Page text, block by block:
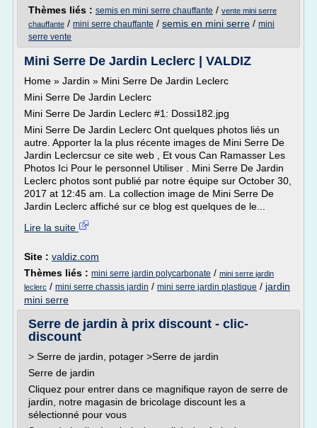
Thèmes liés : semis en mini serre chauffante / vente mini serre
chauffante / mini serre chauffante / semis en mini serre / mini
serre vente
Mini Serre De Jardin Leclerc | VALDIZ
Home » Jardin » Mini Serre De Jardin Leclerc
Mini Serre De Jardin Leclerc
Mini Serre De Jardin Leclerc #1: Dossi182.jpg
Mini Serre De Jardin Leclerc Ont quelques photos liés un
autre. Apporter la la plus récente images de Mini Serre De
Jardin Leclercsur ce site web , Et vous Can Ramasser Les
Photos Ici Pour le personnel Utiliser . Mini Serre De Jardin
Leclerc photos sont publié par notre équipe sur October 30,
2017 at 12:45 am. La collection image de Mini Serre De
Jardin Leclerc affiché sur ce blog est quelques de le...
Lire la suite
Site : valdiz.com
Thèmes liés : mini serre jardin polycarbonate / mini serre jardin
leclerc / mini serre chassis jardin / mini serre jardin plastique / jardin
mini serre
Serre de jardin à prix discount - clic-
discount
> Serre de jardin, potager >Serre de jardin
Serre de jardin
Cliquez pour entrer dans ce magnifique rayon de serre de
jardin, notre magasin de bricolage discount les a
sélectionné pour vous